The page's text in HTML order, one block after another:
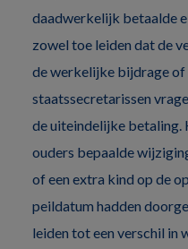
daadwerkelijk betaalde
zowel toe leiden dat de
de werkelijke bijdrage of
staatssecretarissen
de uiteindelijke betaling.
ouders bepaalde
of een extra kind op de
peildatum hadden
leiden tot een verschil in